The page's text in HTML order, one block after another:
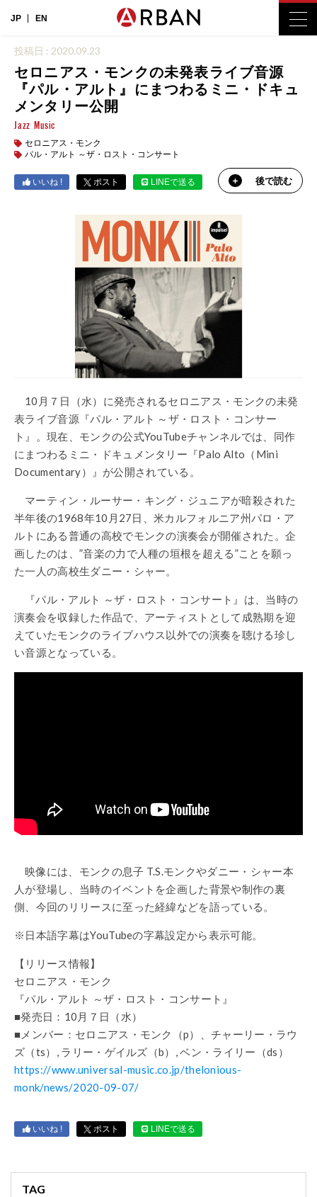
JP EN
投稿日 : 2020.09.23
セロニアス・モンクの未発表ライブ音源
『パル・アルト』にまつわるミニ・ドキュ
メンタリー公開
Jazz Music
セロニアス・モンク
パル・アルト ～ザ・ロスト・コンサート
いいね ! ポスト LINEで送る 後で読む
10月７日（水）に発売されるセロニアス・モンクの未発
表ライブ音源『パル・アルト ～ザ・ロスト・コンサー
ト』。現在、モンクの公式YouTubeチャンネルでは、同作
にまつわるミニ・ドキュメンタリー『Palo Alto（Mini
Documentary）』が公開されている。
マーティン・ルーサー・キング・ジュニアが暗殺された
半年後の1968年10月27日、米カルフォルニア州パロ・ア
ルトにある普通の高校でモンクの演奏会が開催された。企
画したのは、”音楽の力で人種の垣根を超える”ことを願っ
た一人の高校生ダニー・シャー。
『パル・アルト ～ザ・ロスト・コンサート』は、当時の
演奏会を収録した作品で、 アーティストとして成熟期を迎
えていたモンクのライブハウス以外での演奏を聴ける珍し
い音源となっている。
映像には、モンクの息子 T.S.モンクやダニー・シャー本
人が登場し、当時のイベントを企画した背景や制作の裏
側、今回のリリースに至った経緯などを語っている。
※日本語字幕はYouTubeの字幕設定から表示可能。
【リリース情報】
セロニアス・モンク
『パル・アルト ～ザ・ロスト・コンサート』
■発売日：10月７日（水）
■メンバー：セロニアス・モンク（p）、チャーリー・ラウ
ズ（ts）, ラリー・ゲイルズ（b）, ベン・ライリー（ds）
https://www.universal-music.co.jp/thelonious-
monk/news/2020-09-07/
いいね ! ポスト LINEで送る
TAG